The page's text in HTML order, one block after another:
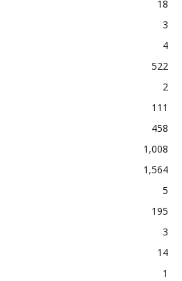
18
3
4
522
2
111
458
1,008
1,564
5
195
3
14
1